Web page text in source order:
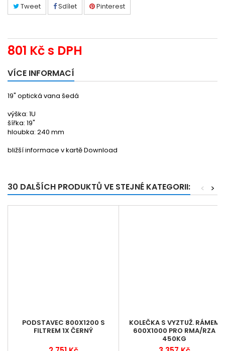
Tweet Sdílet Pinterest
801 Kčs DPH
VÍCE INFORMACÍ
19" optická vana šedá
výška: 1U
šířka: 19"
hloubka: 240 mm
bližší informace v kartě Download
30 DALŠÍCH PRODUKTŮ VE STEJNÉ KATEGORII: >
<
PODSTAVEC 800X1200 S
FILTREM 1X ČERNÝ
KOLEČKA S VYZTUŽ. RÁMEM
600X1000 PRO RMA/RZA
450KG